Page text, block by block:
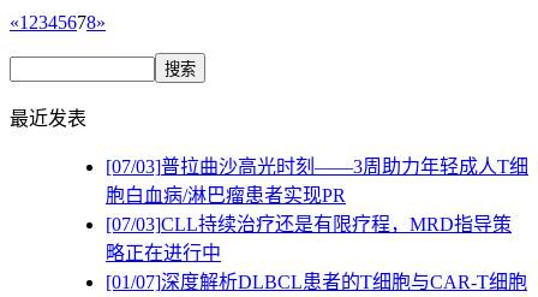
«1 2345678»
最近发表
[07/03]普拉曲沙高光时刻——3周助力年轻成人T细
胞白血病/淋巴瘤患者实现PR
[07/03]CLL持续治疗还是有限疗程，MRD指导策
略正在进行中
[01/07]深度解析DLBCL患者的T细胞与CAR-T细胞